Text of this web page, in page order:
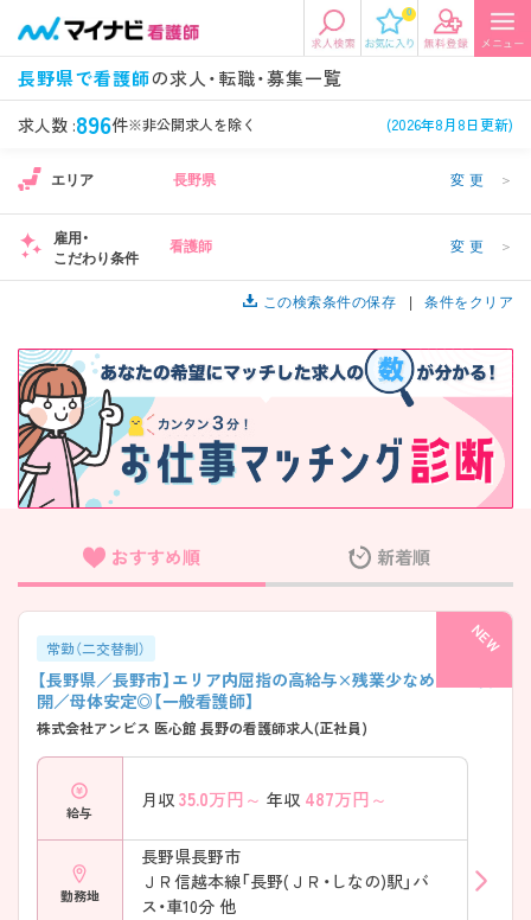
0
長野県で看護師の求人・転職・募集一覧
求人数 :896件※非公開求人を除く (2026年8月8日更新)
エリアから探す
エリアから探す 駅・路線から探す
関東
東海 関西
北海道・東北 中国・四国
九州・沖縄
希望の求人条件を選択
条件項目の選択に戻る
看護師、准看護師など 常勤、夜勤なし可など
施設形態 担当業務
病棟、外来など
診察科目
美容外科、
循環器内科など
こだわり条件
未経験歓迎、
年収
年収500万円以上など
雇用形態
正社員、契約社員など
フリーワード検索
エリア 長野県 変更 ＞
雇用・
こだわり条件
看護師 変更 ＞
この検索条件の保存 条件をクリア
おすすめ順 新着順
常勤（二交替制）
【長野県／長野市】エリア内屈指の高給与×残業少なめ！全国展
開／母体安定◎【一般看護師】
株式会社アンビス 医心館 長野の看護師求人(正社員)
給与
月収 35.0万円～ 年収 487万円～
勤務地
長野県長野市
ＪＲ信越本線「長野(ＪＲ・しなの)駅」バ
ス・車10分 他